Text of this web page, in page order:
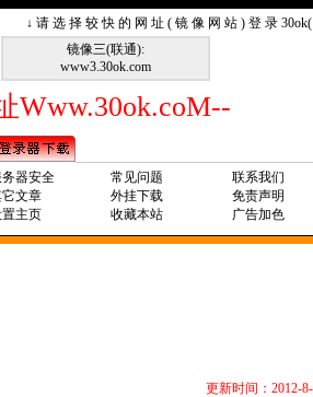
↓ 请 选 择 较 快 的 网 址 ( 镜 像 网 站 ) 登 录
镜像三(联通):
www3.30ok.com
Www.30ok.coM--
务器安全 常见问题
联系我们
文章 外挂下载
免责声明
主页 收藏本站 广告加色
更新时间：2012-